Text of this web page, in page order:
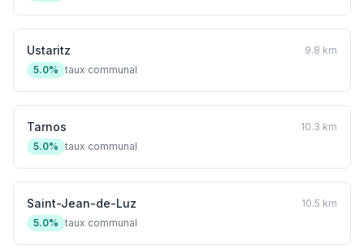
Ustaritz
9.8 km
5.0% taux communal
Tarnos
10.3 km
5.0% taux communal
Saint-Jean-de-Luz
10.5 km
5.0% taux communal